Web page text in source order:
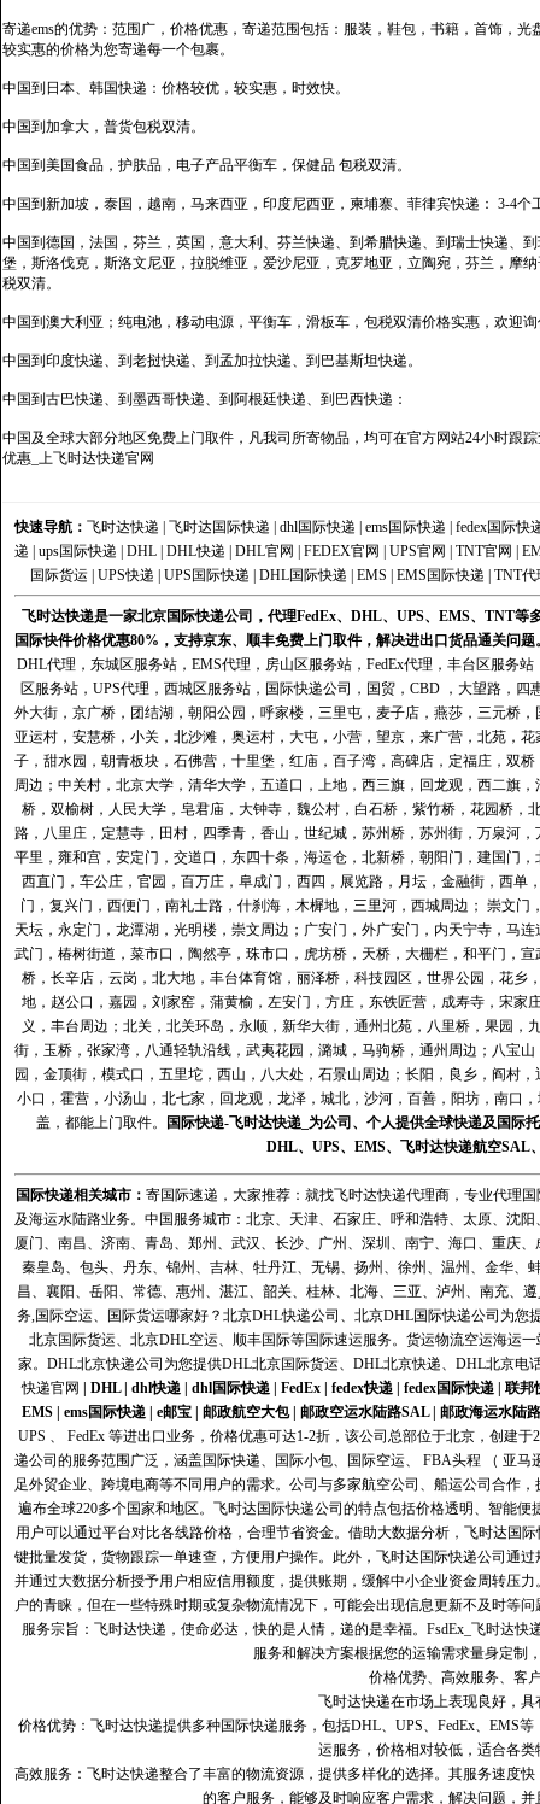
寄递ems的优势：范围广，价格优惠，寄递范围包括：服装，鞋包，书籍，首饰，
较实惠的价格为您寄递每一个包裹。
中国到日本、韩国快递：价格较优，较实惠，时效快。
中国到加拿大，普货包税双清。
中国到美国食品，护肤品，电子产品平衡车，保健品 包税双清。
中国到新加坡，泰国，越南，马来西亚，印度尼西亚，柬埔寨、菲律宾快递： 3-4个
中国到德国，法国，芬兰，英国，意大利、芬兰快递、到希腊快递、到瑞士快递、
堡，斯洛伐克，斯洛文尼亚，拉脱维亚，爱沙尼亚，克罗地亚，立陶宛，芬兰，摩
税双清。
中国到澳大利亚；纯电池，移动电源，平衡车，滑板车，包税双清价格实惠，欢迎
中国到印度快递、到老挝快递、到孟加拉快递、到巴基斯坦快递。
中国到古巴快递、到墨西哥快递、到阿根廷快递、到巴西快递：
中国及全球大部分地区免费上门取件，凡我司所寄物品，均可在官方网站24小时跟
优惠_上飞时达快递官网
快速导航： 飞时达快递 飞时达国际快递 dhl国际快递 ems国际快递
fedex国际快
递
ups国际快递 DHL DHL快递 DHL官网 FEDEX官网 UPS官网 TNT官网
国际货运| UPS快递 UPS国际快递 DHL国际快递 EMS EMS国际快递 TNT代
飞时达快递是一家北京国际快递公司，代理FedEx、DHL、UPS、EMS、TNT
国际快件价格优惠80%，支持京东、顺丰免费上门取件，解决进出口货品通关问题
DHL代理 ， 东城区服务站 ， EMS代理 ， 房山区服务站 ， FedEx代理 ， 丰台区服务站
区服务站， UPS代理 ， 西城区服务站， 国际快递公司 ，国贸，CBD ，大望路，
外大街，京广桥，团结湖，朝阳公园，呼家楼，三里屯，麦子店，燕莎，三元桥
亚运村，安慧桥，小关，北沙滩，奥运村，大屯，小营，望京，来广营，北苑，
子，甜水园，朝青板块，石佛营，十里堡，红庙，百子湾，高碑店，定福庄，双
周边；中关村，北京大学，清华大学，五道口，上地，西三旗，回龙观，西二旗
桥，双榆树，人民大学，皂君庙，大钟寺，魏公村，白石桥，紫竹桥，花园桥
路，八里庄，定慧寺，田村，四季青，香山，世纪城，苏州桥，苏州街，万泉河
平里，雍和宫，安定门，交道口，东四十条，海运仓，北新桥，朝阳门，建国门
西直门，车公庄，官园，百万庄，阜成门，西四，展览路，月坛，金融街，西
门，复兴门，西便门，南礼士路，什刹海，木樨地，三里河，西城周边； 崇文
天坛，永定门，龙潭湖，光明楼，崇文周边；广安门，外广安门，内天宁寺，马
武门，椿树街道，菜市口，陶然亭，珠市口，虎坊桥，天桥，大栅栏，和平门，
桥，长辛店，云岗，北大地，丰台体育馆，丽泽桥，科技园区，世界公园，花
地，赵公口，嘉园，刘家窑，蒲黄榆，左安门，方庄，东铁匠营，成寿寺，宋
义，丰台周边；北关，北关环岛，永顺，新华大街，通州北苑，八里桥，果园
街，玉桥，张家湾，八通轻轨沿线，武夷花园，潞城，马驹桥，通州周边；八宝
园，金顶街，模式口，五里坨，西山，八大处，石景山周边；长阳，良乡，阎村
小口，霍营，小汤山，北七家，回龙观，龙泽，城北，沙河，百善，阳坊，南口
盖，都能上门取件。
国际快递-飞时达快递_为公司、个人提供全球快递及国际
DHL、 UPS、 EMS、 飞时达快递航空SAL
国际快递相关城市： 寄国际速递，大家推荐：就找飞时达快递代理商，专业代理
及海运水陆路业务。中国服务城市：北京、天津、石家庄、呼和浩特、太原、沈
厦门、南昌、济南、青岛、郑州、武汉、长沙、广州、深圳、南宁、海口、重庆
秦皇岛、包头、丹东、锦州、吉林、牡丹江、无锡、扬州、徐州、温州、金华
昌、襄阳、岳阳、常德、惠州、湛江、韶关、桂林、北海、三亚、泸州、南充、
务,国际空运、国际货运哪家好？北京DHL快递公司、北京DHL国际快递公司为
北京国际货运、北京DHL空运、顺丰国际等国际速运服务。货运物流空运海运
家。DHL北京快递公司为您提供DHL北京国际货运、DHL北京快递、DHL北京电
快递官网
DHL| dhl快递| dhl国际快递| FedEx| fedex快递| fedex国际快递| 联邦
EMS| ems国际快递| e邮宝| 邮政航空大包| 邮政空运水陆路SAL| 邮政海运水陆路
UPS 、 FedEx 等进出口业务，价格优惠可达1-2折，该公司总部位于北京，创建
递公司的服务范围广泛，涵盖国际快递、国际小包、国际空运、 FBA头程 （ 亚
足外贸企业、跨境电商等不同用户的需求。公司与多家航空公司、船运公司合作
遍布全球220多个国家和地区。飞时达国际快递公司的特点包括价格透明、智能
用户可以通过平台对比各线路价格，合理节省资金。借助大数据分析，飞时达国
键批量发货，货物跟踪一单速查，方便用户操作。此外，飞时达国际快递公司通
并通过大数据分析授予用户相应信用额度，提供账期，缓解中小企业资金周转压
户的青睐，但在一些特殊时期或复杂物流情况下，可能会出现信息更新不及时等
服务宗旨：飞时达快递，使命必达，快的是人情，递的是幸福。FsdEx_飞时达
服务和解决方案根据您的运输需求量身定制
价格优势、高效服务、客
飞时达快递在市场上表现良好，
价格优势：飞时达快递提供多种国际快递服务，包括DHL、UPS、FedEx、EMS
运服务，价格相对较低，适合各
高效服务：飞时达快递整合了丰富的物流资源，提供多样化的选择。其服务速度
的客户服务，能够及时响应客户需求，解决问题，